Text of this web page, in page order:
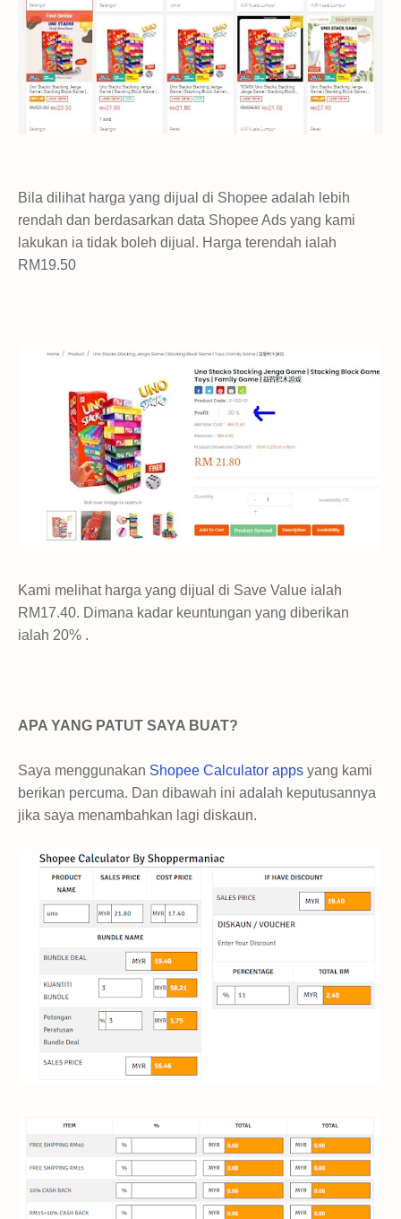
Bila dilihat harga yang dijual di Shopee adalah lebih
rendah dan berdasarkan data Shopee Ads yang kami
lakukan ia tidak boleh dijual. Harga terendah ialah
RM19.50
Kami melihat harga yang dijual di Save Value ialah
RM17.40. Dimana kadar keuntungan yang diberikan
ialah 20% .
APA YANG PATUT SAYA BUAT?
Saya menggunakan Shopee Calculator apps yang kami
berikan percuma. Dan dibawah ini adalah keputusannya
jika saya menambahkan lagi diskaun.